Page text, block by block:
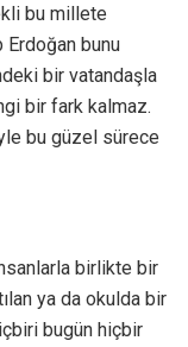
bu millete
bunu
bir vatandaşla
bir fark kalmaz.
bu güzel sürece
birlikte bir
ya da okulda bir
bugün hiçbir